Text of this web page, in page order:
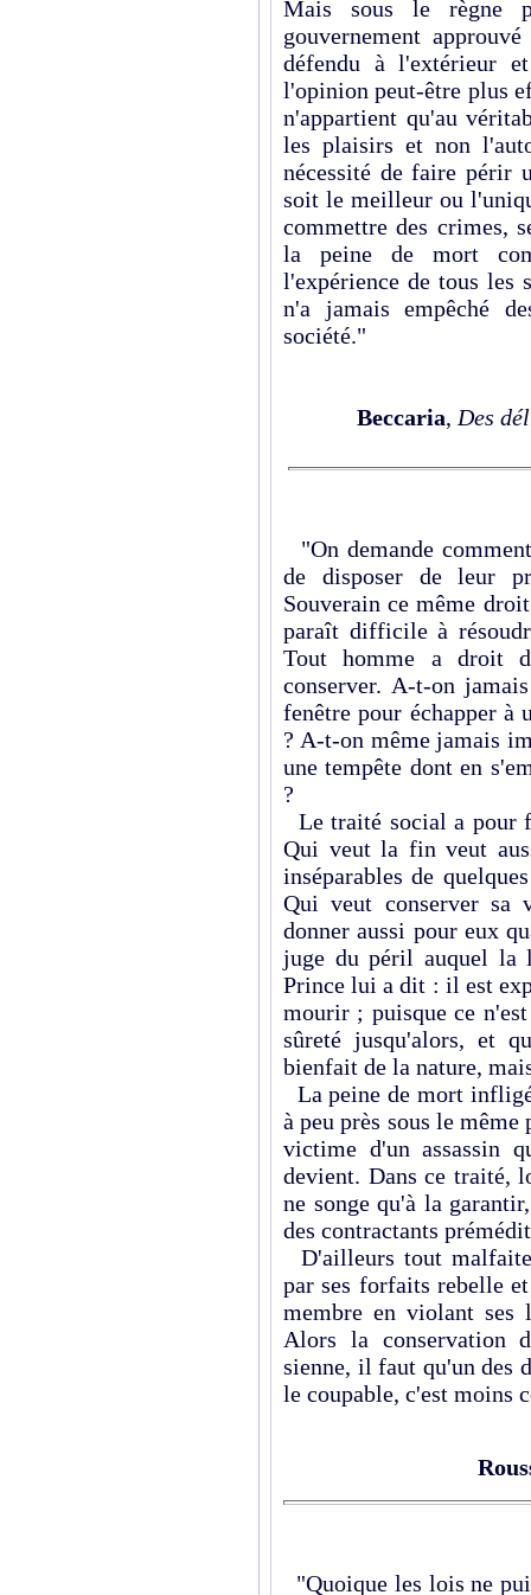
Mais sous le règne
gouvernement
défendu à l'extérieur
l'opinion peut-être plus
n'appartient qu'au
les plaisirs et non
nécessité de faire périr
soit le meilleur ou
commettre des crimes,
la peine de mort
l'expérience de tous les
n'a jamais empêché
société."
Beccaria, Des
"On demande
de disposer de leur
Souverain ce même
paraît difficile à
Tout homme a droit
conserver. A-t-on
fenêtre pour échapper à
? A-t-on même jamais
une tempête dont en
?
Le traité social a pour
Qui veut la fin veut
inséparables de
Qui veut conserver sa
donner aussi pour eux
juge du péril auquel la
Prince lui a dit : il est
mourir ; puisque ce
sûreté jusqu'alors, et
bienfait de la nature,
La peine de mort
à peu près sous le
victime d'un assassin
devient. Dans ce traité,
ne songe qu'à la
des contractants
D'ailleurs tout
par ses forfaits rebelle
membre en violant
Alors la conservation
sienne, il faut qu'un des
le coupable, c'est moins
"Quoique les lois ne